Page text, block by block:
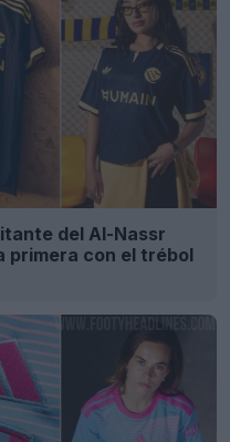
del Al-Nassr
primera con el trébol